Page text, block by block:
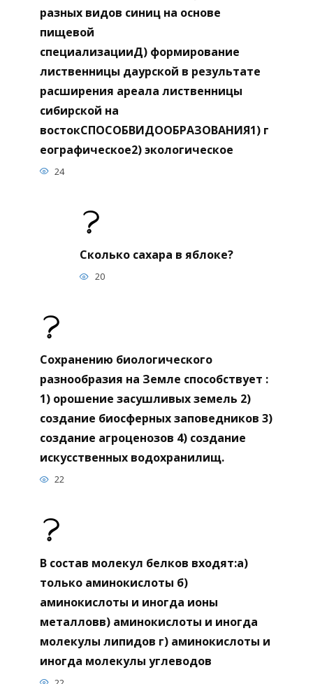
разных видов синиц на основе
пищевой
специализацииД) формирование
лиственницы даурской в результате
расширения ареала лиственницы
сибирской на
востокСПОСОБВИДООБРАЗОВАНИЯ1) г
еографическое2) экологическое
24
Сколько сахара в яблоке?
20
Сохранению биологического
разнообразия на Земле способствует :
1) орошение засушливых земель 2)
создание биосферных заповедников 3)
создание агроценозов 4) создание
искусственных водохранилищ.
22
В состав молекул белков входят:а)
только аминокислоты б)
аминокислоты и иногда ионы
металловв) аминокислоты и иногда
молекулы липидов г) аминокислоты и
иногда молекулы углеводов